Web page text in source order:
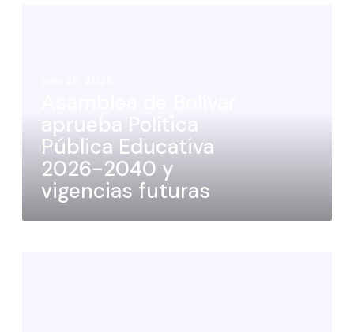
aprueba Política
Pública Educativa
2026-2040 y
vigencias futuras